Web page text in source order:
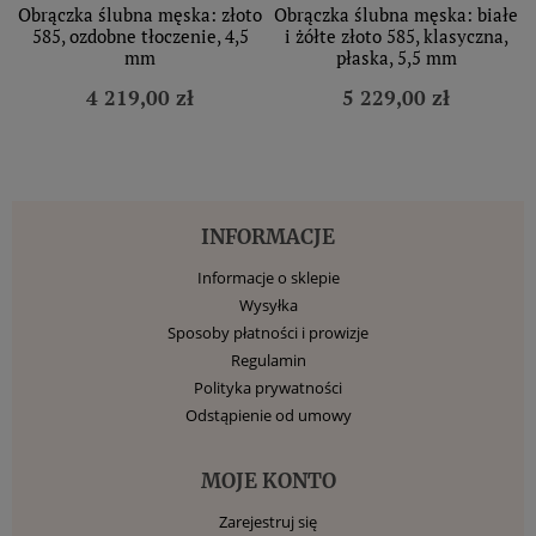
Obrączka ślubna męska: złoto
585, ozdobne tłoczenie, 4,5
mm
4 219,00 zł
Obrączka ślubna męska: białe
i żółte złoto 585, klasyczna,
płaska, 5,5 mm
5 229,00 zł
INFORMACJE
Informacje o sklepie
Wysyłka
Sposoby płatności i prowizje
Regulamin
Polityka prywatności
Odstąpienie od umowy
MOJE KONTO
Zarejestruj się